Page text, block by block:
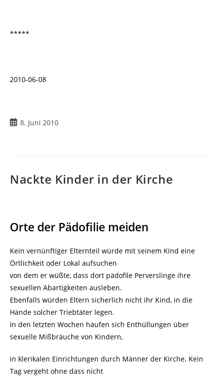
*****
2010-06-08
Beitrag
8. Juni 2010
Nackte Kinder in der Kirche
Orte der Pädofilie meiden
Kein vernünftiger Elternteil würde mit seinem Kind eine
Örtlichkeit oder Lokal aufsuchen
von dem er wüßte, dass dort pädofile Perverslinge ihre
sexuellen Abartigkeiten ausleben.
Ebenfalls würden Eltern sicherlich nicht ihr Kind, in die
Hände solcher Triebtäter legen.
In den letzten Wochen häufen sich Enthüllungen über
sexuelle Mißbräuche von Kindern,
in klerikalen Einrichtungen durch Männer der Kirche. Kein
Tag vergeht ohne dass nicht